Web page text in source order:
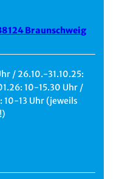
Braunschweig
/ 26.10.-31.10.25:
10-15.30 Uhr /
10-13 Uhr (jeweils